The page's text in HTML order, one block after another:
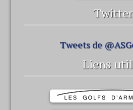
Twitter
Tweets de
Liens